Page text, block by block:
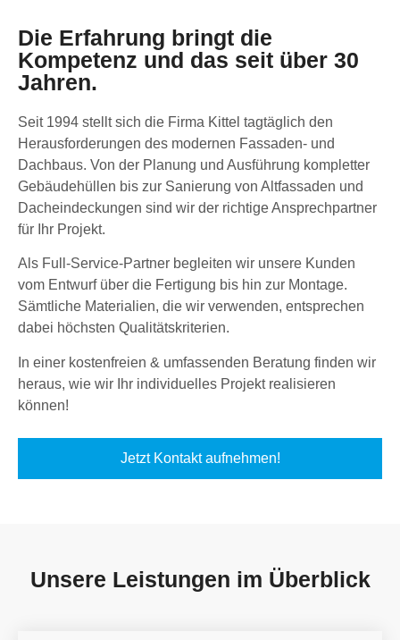
Die Erfahrung bringt die
Kompetenz und das seit über 30
Jahren.
Seit 1994 stellt sich die Firma Kittel tagtäglich den
Herausforderungen des modernen Fassaden- und
Dachbaus. Von der Planung und Ausführung kompletter
Gebäudehüllen bis zur Sanierung von Altfassaden und
Dacheindeckungen sind wir der richtige Ansprechpartner
für Ihr Projekt.
Als Full-Service-Partner begleiten wir unsere Kunden
vom Entwurf über die Fertigung bis hin zur Montage.
Sämtliche Materialien, die wir verwenden, entsprechen
dabei höchsten Qualitätskriterien.
In einer kostenfreien & umfassenden Beratung finden wir
heraus, wie wir Ihr individuelles Projekt realisieren
können!
Jetzt Kontakt aufnehmen!
Unsere Leistungen im Überblick